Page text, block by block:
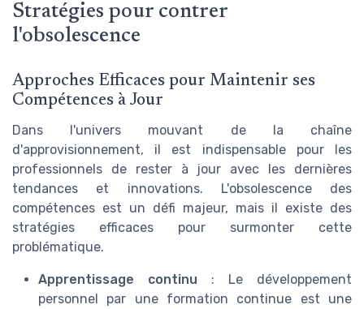
Stratégies pour contrer
l'obsolescence
Approches Efficaces pour Maintenir ses
Compétences à Jour
Dans l'univers mouvant de la chaîne
d'approvisionnement, il est indispensable pour les
professionnels de rester à jour avec les dernières
tendances et innovations. L'obsolescence des
compétences est un défi majeur, mais il existe des
stratégies efficaces pour surmonter cette
problématique.
Apprentissage continu : Le développement
personnel par une formation continue est une